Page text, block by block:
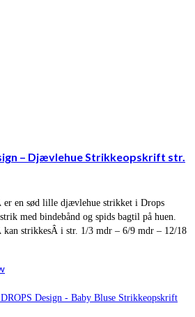
– Djævlehue Strikkeopskrift str.
en sød lille djævlehue strikket i Drops
med bindebånd og spids bagtil på huen.
strikkesÂ i str. 1/3 mdr – 6/9 mdr – 12/18